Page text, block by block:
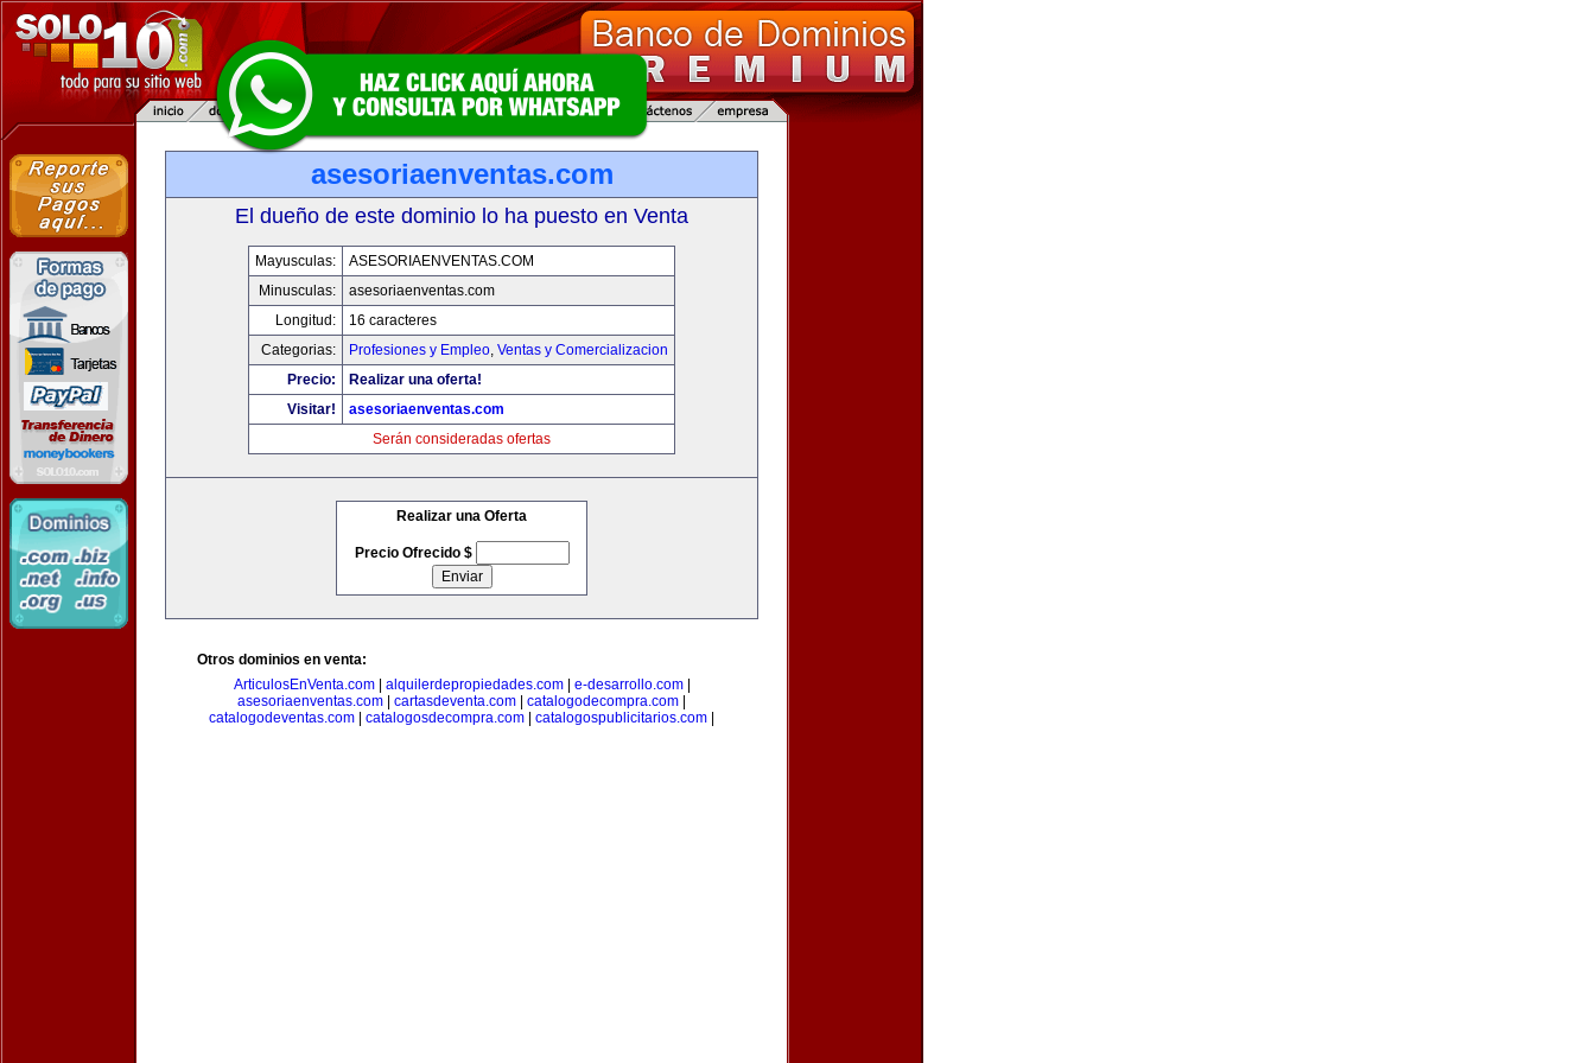
asesoriaenventas.com
El dueño de este dominio lo ha puesto en Venta
Mayusculas:
ASESORIAENVENTAS.COM
Minusculas:
asesoriaenventas.com
Longitud:
16 caracteres
Categorias:
Profesiones y Empleo, Ventas y Comercializacion
Precio:
Realizar una oferta!
Visitar!
asesoriaenventas.com
Serán consideradas ofertas
Realizar una Oferta
Precio Ofrecido $
Otros dominios en venta:
ArticulosEnVenta.com| alquilerdepropiedades.com| e-desarrollo.com|
asesoriaenventas.com
cartasdeventa.com catalogodecompra.com
catalogodeventas.com
catalogosdecompra.com catalogospublicitarios.com